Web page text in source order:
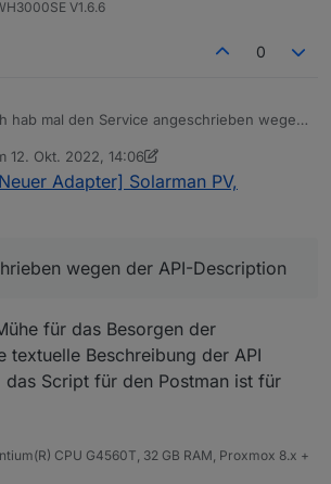
mich und meinen WR sehr gerne zum
dir keine PN schreiben, dazu musst du mir
V1.6.6
0
hab mal den Service angeschrieben wegen
12. Okt. 2022, 14:06
von Rene5510. Dez. 2022, 16:07
Adapter] Solarman PV,
wegen der API-Description
für das Besorgen der
textuelle Beschreibung der API
das Script für den Postman ist für
CPU G4560T, 32 GB RAM, Proxmox 8.x +